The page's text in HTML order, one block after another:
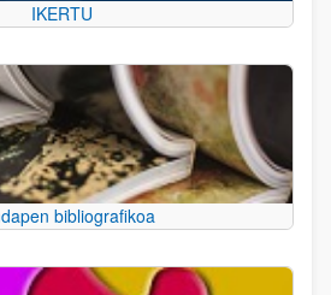
IKERTU
bibliografikoa